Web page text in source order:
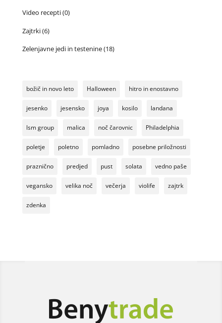
Video recepti(0)
Zajtrki(6)
Zelenjavne jedi in testenine(18)
božič in novo leto Halloween hitro in enostavno
jesenko jesensko joya kosilo landana
lsm group malica noč čarovnic Philadelphia
poletje poletno pomladno posebne priložnosti
praznično predjed pust solata vedno paše
vegansko velika noč večerja violife zajtrk
zdenka